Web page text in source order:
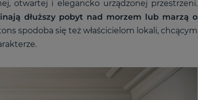
otwartej i elegancko urządzonej przestrzeni.
dłuższy pobyt nad morzem lub marzą o
spodoba się też właścicielom lokali, chcącym